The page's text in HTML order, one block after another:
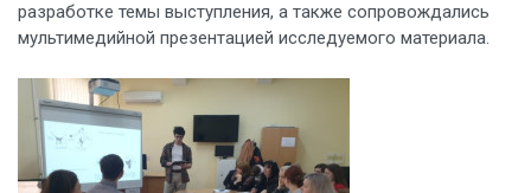
разработке темы выступления, а также сопровождались
мультимедийной презентацией исследуемого материала.